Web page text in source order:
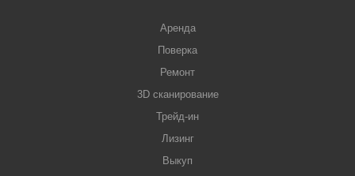
Аренда
Поверка
Ремонт
3D сканирование
Трейд-ин
Лизинг
Выкуп